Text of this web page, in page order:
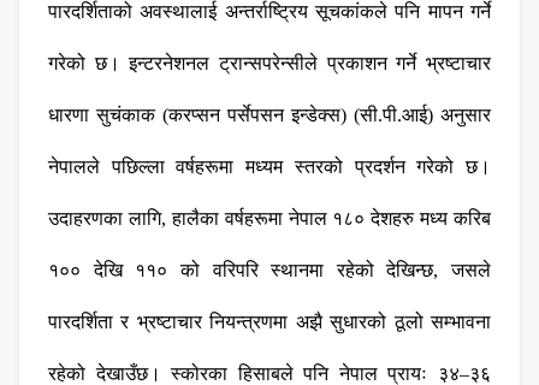
पारदर्शिताको अवस्थालाई अन्तर्राष्ट्रिय सूचकांकले पनि मापन गर्ने
गरेको छ। इन्टरनेशनल ट्रान्सपरेन्सीले प्रकाशन गर्ने भ्रष्टाचार
धारणा सुचंकाक (करप्सन पर्सेपसन इन्डेक्स) (सी.पी.आई) अनुसार
नेपालले पछिल्ला वर्षहरूमा मध्यम स्तरको प्रदर्शन गरेको छ।
उदाहरणका लागि, हालैका वर्षहरूमा नेपाल १८० देशहरु मध्य करिब
१०० देखि ११० को वरिपरि स्थानमा रहेको देखिन्छ, जसले
पारदर्शिता र भ्रष्टाचार नियन्त्रणमा अझै सुधारको ठूलो सम्भावना
रहेको देखाउँछ। स्कोरका हिसाबले पनि नेपाल प्रायः ३४–३६